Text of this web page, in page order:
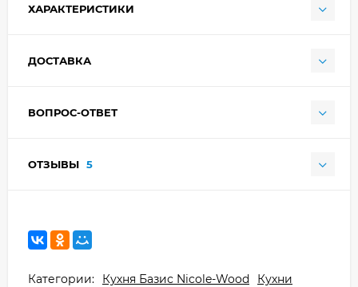
ХАРАКТЕРИСТИКИ
ДОСТАВКА
ВОПРОС-ОТВЕТ
ОТЗЫВЫ 5
Категории: Кухня Базис Nicole-Wood Кухни